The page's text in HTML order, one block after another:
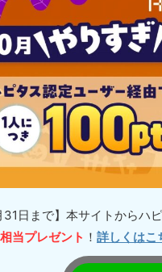
日まで】本サイトからハ
当プレゼント ！ 詳しくはこ